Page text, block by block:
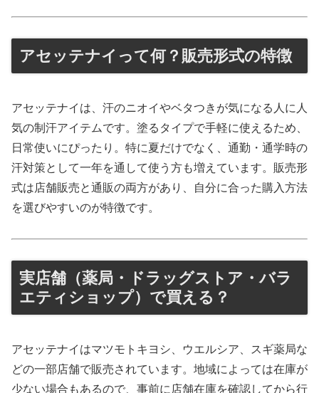
アセッテナイって何？販売形式の特徴
アセッテナイは、汗のニオイやベタつきが気になる人に人
気の制汗アイテムです。塗るタイプで手軽に使えるため、
日常使いにぴったり。特に夏だけでなく、通勤・通学時の
汗対策として一年を通して使う方も増えています。販売形
式は店舗販売と通販の両方があり、自分に合った購入方法
を選びやすいのが特徴です。
実店舗（薬局・ドラッグストア・バラ
エティショップ）で買える？
アセッテナイはマツモトキヨシ、ウエルシア、スギ薬局な
どの一部店舗で販売されています。地域によっては在庫が
少ない場合もあるので、事前に店舗在庫を確認してから行